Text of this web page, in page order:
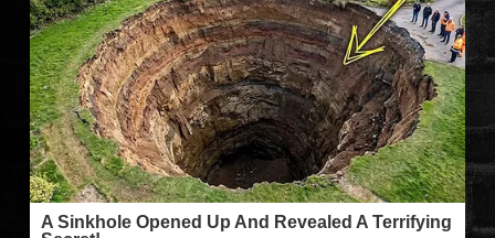
FILMEK (2025-ÖS)
FILMEK (2024-ES)
FILMEK (2023-AS)